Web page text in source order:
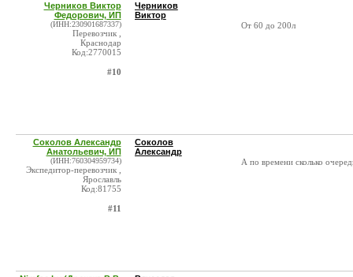
Черников Виктор
Федорович, ИП
(ИНН:230901687337)
Перевозчик ,
Краснодар
Код:2770015
#10
Черников
Виктор
От 60 до 200л
Соколов Александр
Анатольевич, ИП
(ИНН:760304959734)
Экспедитор-перевозчик ,
Ярославль
Код:81755
#11
Соколов
Александр
А по времени сколько